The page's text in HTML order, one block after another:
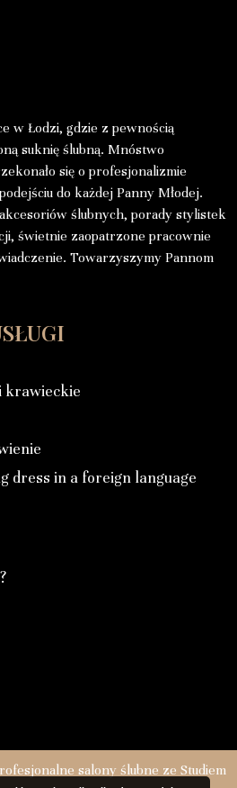
w Łodzi, gdzie z pewnością
suknię ślubną. Mnóstwo
się o profesjonalizmie
do każdej Panny Młodej.
ślubnych, porady stylistek
świetnie zaopatrzone pracownie
Towarzyszymy Pannom
krawieckie
dress in a foreign language
salony ślubne ze Studiem